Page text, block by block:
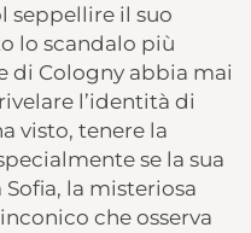
seppellire il suo
lo scandalo più
di Cologny abbia mai
l’identità di
visto, tenere la
se la sua
la misteriosa
che osserva